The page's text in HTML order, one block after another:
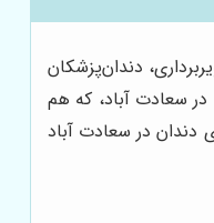
دندان‌پزشکان
در سعادت آباد، که هم
دندان در سعادت آباد